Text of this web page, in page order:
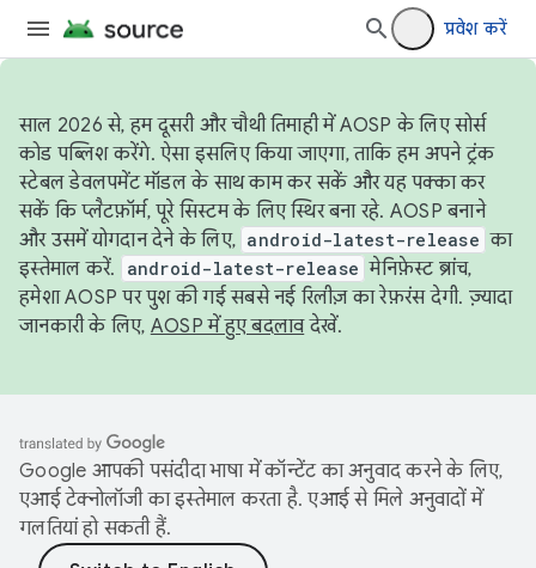
प्रवेश करें
साल 2026 से, हम दूसरी और चौथी तिमाही में AOSP के लिए सोर्स
कोड पब्लिश करेंगे. ऐसा इसलिए किया जाएगा, ताकि हम अपने ट्रंक
स्टेबल डेवलपमेंट मॉडल के साथ काम कर सकें और यह पक्का कर
सकें कि प्लैटफ़ॉर्म, पूरे सिस्टम के लिए स्थिर बना रहे. AOSP बनाने
और उसमें योगदान देने के लिए, android-latest-release का
इस्तेमाल करें.
android-latest-release मेनिफ़ेस्ट ब्रांच,
हमेशा AOSP पर पुश की गई सबसे नई रिलीज़ का रेफ़रंस देगी. ज़्यादा
जानकारी के लिए, AOSP में हुए बदलावदेखें.
Google आपकी पसंदीदा भाषा में कॉन्टेंट का अनुवाद करने के लिए,
एआई टेक्नोलॉजी का इस्तेमाल करता है. एआई से मिले अनुवादों में
गलतियां हो सकती हैं.